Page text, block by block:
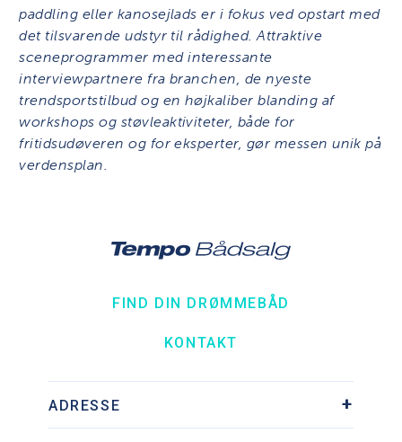
paddling eller kanosejlads er i fokus ved opstart med
det tilsvarende udstyr til rådighed. Attraktive
sceneprogrammer med interessante
interviewpartnere fra branchen, de nyeste
trendsportstilbud og en højkaliber blanding af
workshops og støvleaktiviteter, både for
fritidsudøveren og for eksperter, gør messen unik på
verdensplan.
FIND DIN DRØMMEBÅD
KONTAKT
ADRESSE